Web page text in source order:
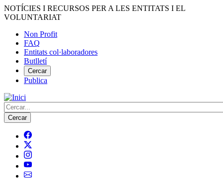
Vés
al
NOTÍCIES I RECURSOS PER A LES ENTITATS I EL
VOLUNTARIAT
Menú
del
compte
d'usuari
Non Profit
FAQ
Entitats col·laboradores
Butlletí
Cercar
Publica
Cerca